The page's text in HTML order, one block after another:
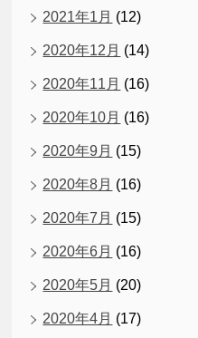
2021年1月 (12)
2020年12月 (14)
2020年11月 (16)
2020年10月 (16)
2020年9月 (15)
2020年8月 (16)
2020年7月 (15)
2020年6月 (16)
2020年5月 (20)
2020年4月 (17)